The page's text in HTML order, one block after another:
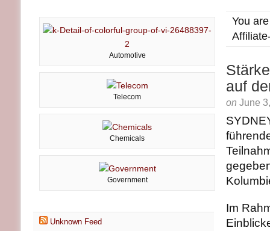
You
auf
on June
Im
Automotive
Telecom
Chemicals
Government
Unknown Feed